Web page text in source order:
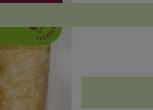
Rezepte
Rezepte gefunden.